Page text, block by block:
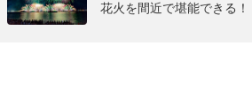
花火を間近で堪能できる